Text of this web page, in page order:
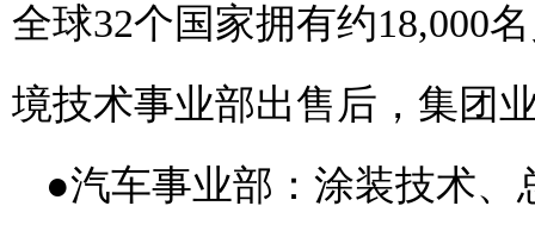
全球32个国家拥有约18,000
境技术事业部出售后，集团
●汽车事业部：涂装技术